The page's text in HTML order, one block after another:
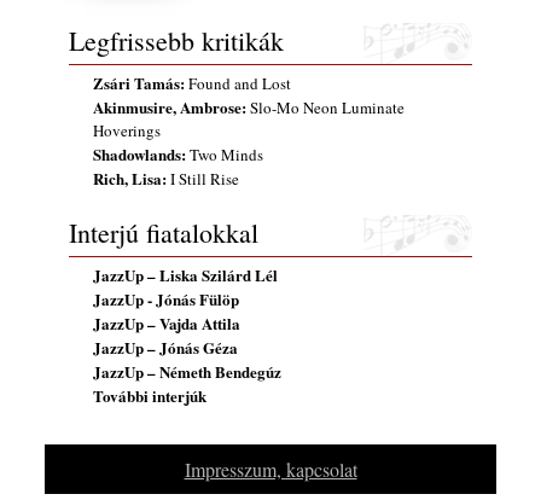
2026-os jazzfesztiválok, amelyekről én is
tudok… 18. rész: Zempléni Fesztivál
(Sátoraljaújhely – 2026. augusztus 13-23.)
2026. augusztus 01.
Jazz-rock albumok 1986-ból - John Scofield
2026. augusztus 01.
Ma 40 éves Gyarmati Gábor és 54 éves
Florian Ross
2026. augusztus 01.
Vér, tornádó és jazz – megjelent a Daveform
Quintet és Kurt Rosenwinkel közös
lemezének új előfutára, a Sharknado
A Grencsoport Lewis Jordan-nel a
Meseházban
Legfrissebb kritikák
Zsári Tamás:Found and Lost
Akinmusire, Ambrose:Slo-Mo Neon Luminate
Hoverings
Shadowlands:Two Minds
Rich, Lisa:I Still Rise
Interjú fiatalokkal
JazzUp – Liska Szilárd Lél
JazzUp - Jónás Fülöp
JazzUp – Vajda Attila
JazzUp – Jónás Géza
JazzUp – Németh Bendegúz
További interjúk
Impresszum, kapcsolat